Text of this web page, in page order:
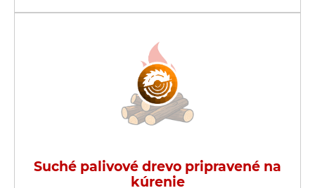
Suché palivové drevo pripravené na
kúrenie